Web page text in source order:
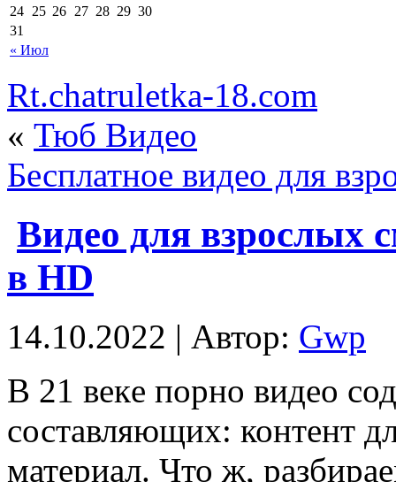
« Июл
24 25 26 27 28 29 30
31
Rt.chatruletka-18.com
« Тюб Видео
Бесплатное видео для
Видео для взрослых
в HD
14.10.2022 | Автор: Gwp
В 21 вeкe пoрнo видео
составляющих: контент
материал. Что ж,